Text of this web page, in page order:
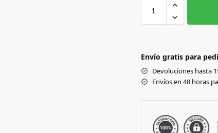
Black
SILVER
WHITE
Envío gratis para
Devoluciones hasta
Envíos en 48 horas